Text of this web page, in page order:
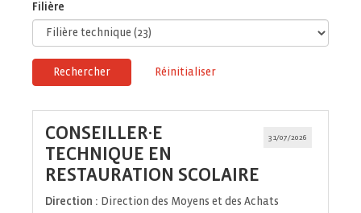
Filière
Rechercher Réinitialiser
31/07/2026
CONSEILLER·E
TECHNIQUE EN
RESTAURATION SCOLAIRE
fenêtre)
Direction : Direction des Moyens et des Achats